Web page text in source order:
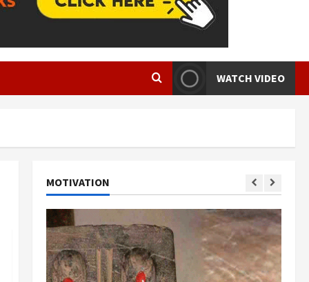
WATCH VIDEO
MOTIVATION